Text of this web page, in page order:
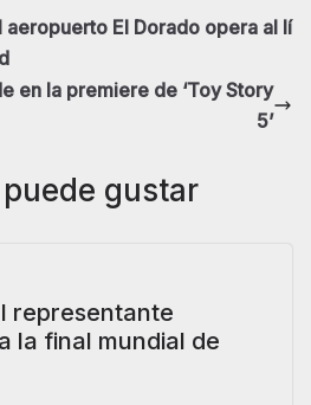
El Dorado opera al lí
en la premiere de ‘Toy Story
5’
gustar
representante
la final mundial de